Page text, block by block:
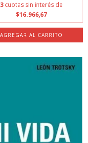
3 cuotas sin interés de
$16.966,67